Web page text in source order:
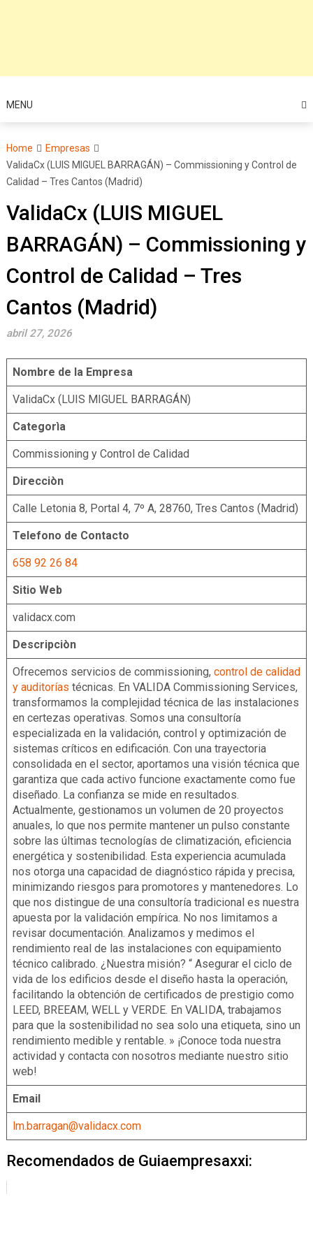
MENU
Home
Empresas
ValidaCx (LUIS MIGUEL BARRAGÁN) – Commissioning y Control de
Calidad – Tres Cantos (Madrid)
ValidaCx (LUIS MIGUEL
BARRAGÁN) – Commissioning y
Control de Calidad – Tres
Cantos (Madrid)
abril 27, 2026
Nombre de la Empresa
ValidaCx (LUIS MIGUEL BARRAGÁN)
Categorìa
Commissioning y Control de Calidad
Direcciòn
Calle Letonia 8, Portal 4, 7º A, 28760, Tres Cantos (Madrid)
Telefono de Contacto
658 92 26 84
Sitio Web
validacx.com
Descripciòn
Ofrecemos servicios de commissioning, control de calidad
y auditorías técnicas. En VALIDA Commissioning Services,
transformamos la complejidad técnica de las instalaciones
en certezas operativas. Somos una consultoría
especializada en la validación, control y optimización de
sistemas críticos en edificación. Con una trayectoria
consolidada en el sector, aportamos una visión técnica que
garantiza que cada activo funcione exactamente como fue
diseñado. La confianza se mide en resultados.
Actualmente, gestionamos un volumen de 20 proyectos
anuales, lo que nos permite mantener un pulso constante
sobre las últimas tecnologías de climatización, eficiencia
energética y sostenibilidad. Esta experiencia acumulada
nos otorga una capacidad de diagnóstico rápida y precisa,
minimizando riesgos para promotores y mantenedores. Lo
que nos distingue de una consultoría tradicional es nuestra
apuesta por la validación empírica. No nos limitamos a
revisar documentación. Analizamos y medimos el
rendimiento real de las instalaciones con equipamiento
técnico calibrado. ¿Nuestra misión? “ Asegurar el ciclo de
vida de los edificios desde el diseño hasta la operación,
facilitando la obtención de certificados de prestigio como
LEED, BREEAM, WELL y VERDE. En VALIDA, trabajamos
para que la sostenibilidad no sea solo una etiqueta, sino un
rendimiento medible y rentable. » ¡Conoce toda nuestra
actividad y contacta con nosotros mediante nuestro sitio
web!
Email
lm.barragan@validacx.com
Recomendados de Guiaempresaxxi: